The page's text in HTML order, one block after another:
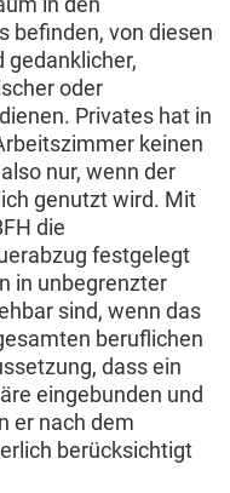
befinden, von diesen
gedanklicher,
oder
Privates hat in
keinen
nur, wenn der
genutzt wird. Mit
die
festgelegt
in unbegrenzter
sind, wenn das
beruflichen
dass ein
eingebunden und
er nach dem
berücksichtigt